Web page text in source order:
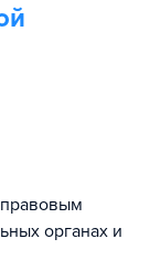
органах и